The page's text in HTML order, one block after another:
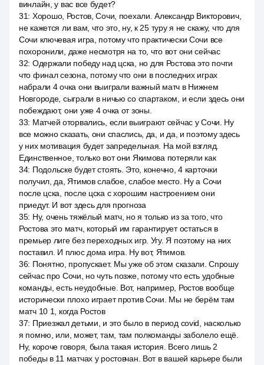
винлайн, у вас все будет?
31: Хорошо, Ростов, Сочи, поехали. Александр Викторович,
не кажется ли вам, что это, ну, к 25 туру я не скажу, что для
Сочи ключевая игра, потому что практически Сочи все
похоронили, даже несмотря на то, что вот они сейчас
32: Одержали победу над цска, но для Ростова это почти
что финал сезона, потому что они в последних играх
набрали 4 очка они выиграли важный матч в Нижнем
Новгороде, сыграли в ничью со спартаком, и если здесь они
побеждают, они уже 4 очка от зоны.
33: Матчей оторвались, если выиграют сейчас у Сочи. Ну
все можно сказать, они спаслись, да, и да, и поэтому здесь
у них мотивация будет запредельная. На мой взгляд.
Единственное, только вот они Якимова потеряли как
34: Подольске будет стоять. Это, конечно, 4 карточки
получил, да, Ятимов слабое, слабое место. Ну а Сочи
после цска, после цска с хорошим настроением они
приедут. И вот здесь для прогноза
35: Ну, очень тяжёлый матч, но я только из за того, что
Ростова это матч, который им гарантирует остаться в
премьер лиге без переходных игр. Угу. Я поэтому на них
поставил. И плюс дома игра. Ну вот, Ятимов.
36: Понятно, пропускает. Мы уже об этом сказали. Спрошу
сейчас про Сочи, но чуть позже, потому что есть удобные
команды, есть неудобные. Вот, например, Ростов вообще
исторически плохо играет против Сочи. Мы не берём там
матч 10 1, когда Ростов
37: Приезжал детьми, и это было в период covid, насколько
я помню, или, может, там, там полкоманды заболело ещё.
Ну, короче говоря, была такая история. Всего лишь 2
победы в 11 матчах у ростовчан. Вот в вашей карьере были